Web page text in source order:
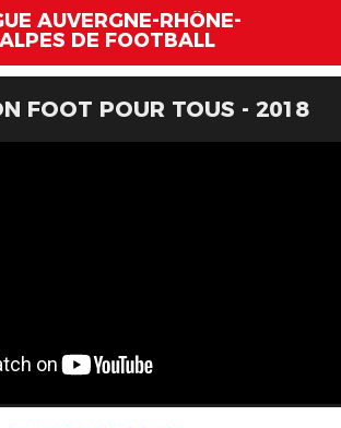
AUVERGNE-RHÔNE-
ALPES DE FOOTBALL
FOOT POUR TOUS - 2018